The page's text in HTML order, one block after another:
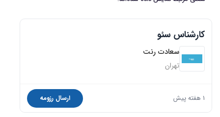
کارشناس سئو
سعادت رنت
تهران
1 هفته پیش ارسال رزومه